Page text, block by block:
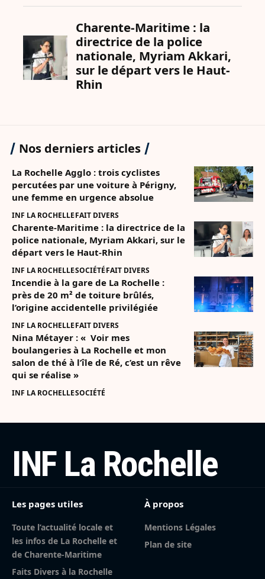
Nos derniers articles
La Rochelle Agglo : trois cyclistes
percutées par une voiture à Périgny,
une femme en urgence absolue
INF LA ROCHELLEFAIT DIVERS
Charente-Maritime : la directrice de la
police nationale, Myriam Akkari, sur le
départ vers le Haut-Rhin
INF LA ROCHELLESOCIÉTÉFAIT DIVERS
Incendie à la gare de La Rochelle :
près de 20 m² de toiture brûlés,
l’origine accidentelle privilégiée
INF LA ROCHELLEFAIT DIVERS
Nina Métayer : « Voir mes
boulangeries à La Rochelle et mon
salon de thé à l’île de Ré, c’est un rêve
qui se réalise »
INF LA ROCHELLESOCIÉTÉ
INF La Rochelle
Les pages utiles
Toute l’actualité locale et
les infos de La Rochelle et
de Charente-Maritime
Faits Divers à la Rochelle
À propos
Mentions Légales
Plan de site